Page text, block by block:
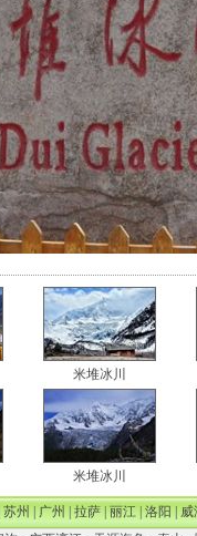
米堆冰川
米堆冰川
苏州|广州|拉萨|丽江|洛阳|威